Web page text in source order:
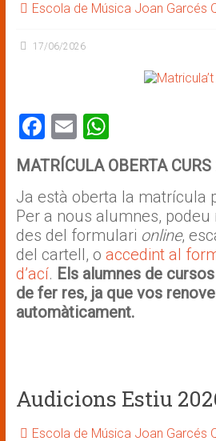
Escola de Música Joan Garcés
17/06/2026
F
a
ce
b
o
ok
E
m
ai
l
W
h
at
s
A
p
p
MATRÍCULA OBERTA
Ja està oberta la matrícula
Per a nous alumnes,
des del formulari online,
del cartell, o accedint al
d’ací. Els alumnes de
de fer res, ja que vos
automàticament.
Audicions Estiu
Escola de Música Joan Garcés